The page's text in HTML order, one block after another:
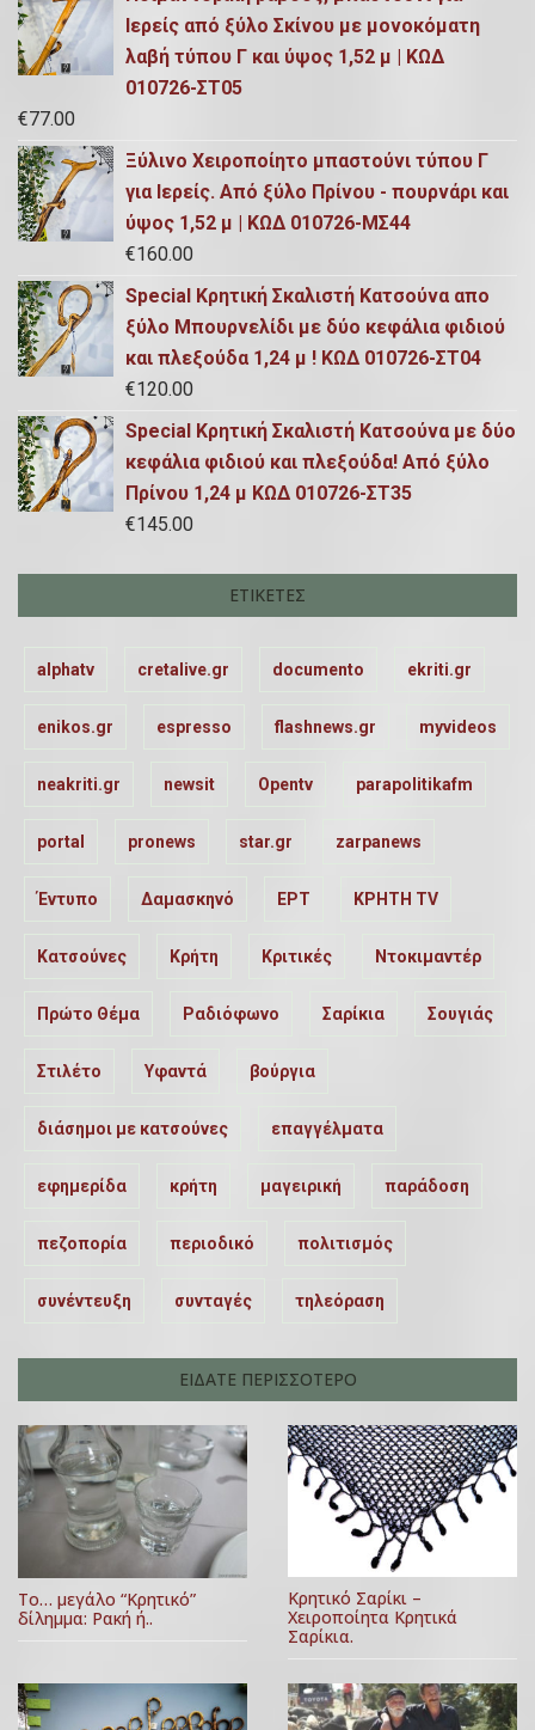
Ιερείς από ξύλο Σκίνου με μονοκόματη
λαβή τύπου Γ και ύψος 1,52 μ | ΚΩΔ
010726-ΣΤ05
€77.00
Ξύλινο Χειροποίητο μπαστούνι τύπου Γ
για Ιερείς. Από ξύλο Πρίνου - πουρνάρι και
ύψος 1,52 μ | ΚΩΔ 010726-ΜΣ44
€160.00
Special Κρητική Σκαλιστή Κατσούνα απο
ξύλο Μπουρνελίδι με δύο κεφάλια φιδιού
και πλεξούδα 1,24 μ ! ΚΩΔ 010726-ΣΤ04
€120.00
Special Κρητική Σκαλιστή Κατσούνα με δύο
κεφάλια φιδιού και πλεξούδα! Από ξύλο
Πρίνου 1,24 μ ΚΩΔ 010726-ΣΤ35
€145.00
ΕΤΙΚΈΤΕΣ
alphatv cretalive.gr documento ekriti.gr
enikos.gr espresso flashnews.gr myvideos
neakriti.gr newsit Opentv parapolitikafm
portal pronews star.gr zarpanews
Έντυπο Δαμασκηνό ΕΡΤ ΚΡΗΤΗ TV
Κατσούνες Κρήτη Κριτικές Ντοκιμαντέρ
Πρώτο Θέμα Ραδιόφωνο Σαρίκια Σουγιάς
Στιλέτο Υφαντά βούργια
διάσημοι με κατσούνες επαγγέλματα
εφημερίδα κρήτη μαγειρική παράδοση
πεζοπορία περιοδικό πολιτισμός
συνέντευξη συνταγές τηλεόραση
ΕΙΔΑΤΕ ΠΕΡΙΣΣΟΤΕΡΟ
Το… μεγάλο “Κρητικό”
δίλημμα: Ρακή ή..
Κρητικό Σαρίκι –
Χειροποίητα Κρητικά
Σαρίκια.